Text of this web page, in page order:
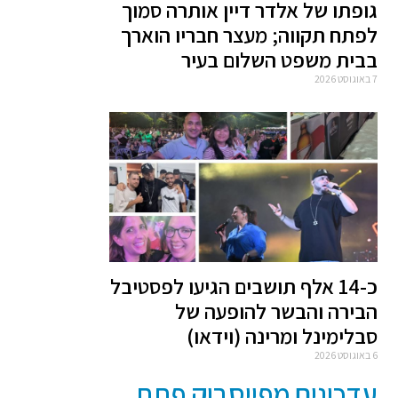
גופתו של אלדר דיין אותרה סמוך
לפתח תקווה; מעצר חבריו הוארך
בבית משפט השלום בעיר
7 באוגוסט 2026
כ-14 אלף תושבים הגיעו לפסטיבל
הבירה והבשר להופעה של
סבלימינל ומרינה (וידאו)
6 באוגוסט 2026